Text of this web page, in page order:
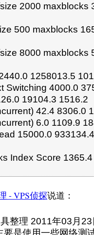
2000 maxblocks
500 maxblocks
8000 maxblocks
1258013.5
Switching 4000.0
19104.3 1516.2
42.4 8306.0
6.0 1109.9
15000.0
Index Score 1365.4
- VPS侦探说道：
整理 2011年03月
是使用一些网络测